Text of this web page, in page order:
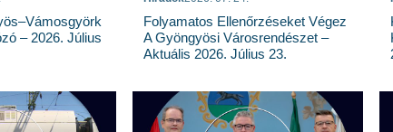
– 2026. Július
Folyamatos Ellenőrzéseket Végez
A Gyöngyösi Városrendészet –
Aktuális 2026. Július 23.